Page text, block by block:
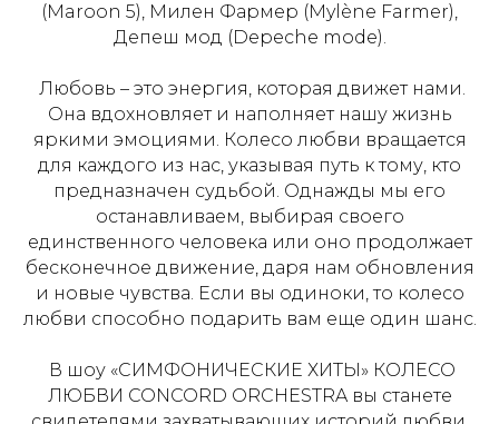
(Maroon 5), Милен Фармер (Mylène Farmer),
Депеш мод (Depeche mode).
Любовь – это энергия, которая движет нами.
Она вдохновляет и наполняет нашу жизнь
яркими эмоциями. Колесо любви вращается
для каждого из нас, указывая путь к тому, кто
предназначен судьбой. Однажды мы его
останавливаем, выбирая своего
единственного человека или оно продолжает
бесконечное движение, даря нам обновления
и новые чувства. Если вы одиноки, то колесо
любви способно подарить вам еще один шанс.
В шоу «СИМФОНИЧЕСКИЕ ХИТЫ» КОЛЕСО
ЛЮБВИ CONCORD ORCHESTRA вы станете